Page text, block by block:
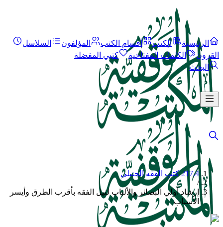
الرئيسية الكتب أقسام الكتب المؤلفون
السلاسل
القرون
الكلمات المفتاحية
كتبي المفضلة
البحث
217.4 كتب الفقه الحنبلي
/
إرشاد أولي البصائر والألباب لنيل الفقه بأقرب الطرق وأيسر
الأسباب